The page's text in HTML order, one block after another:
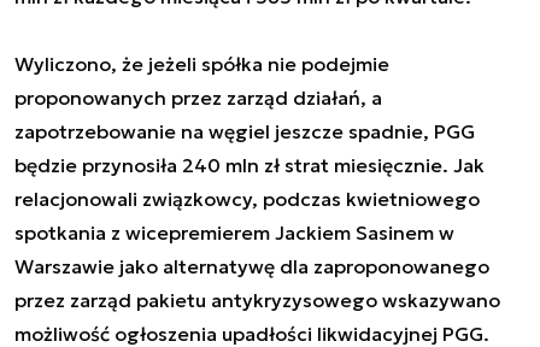
Wyliczono, że jeżeli spółka nie podejmie
proponowanych przez zarząd działań, a
zapotrzebowanie na węgiel jeszcze spadnie, PGG
będzie przynosiła 240 mln zł strat miesięcznie. Jak
relacjonowali związkowcy, podczas kwietniowego
spotkania z wicepremierem Jackiem Sasinem w
Warszawie jako alternatywę dla zaproponowanego
przez zarząd pakietu antykryzysowego wskazywano
możliwość ogłoszenia upadłości likwidacyjnej PGG.